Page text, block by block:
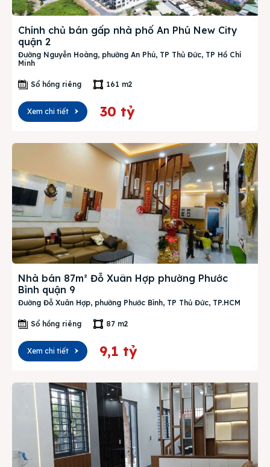
Chính chủ bán gấp nhà phố An Phú New City
quận 2
Đường Nguyễn Hoàng, phường An Phú, TP Thủ Đức, TP Hồ Chí
Minh
Sổ hồng riêng 161 m2
Xem chi tiết 30 tỷ
Nhà bán 87m² Đỗ Xuân Hợp phường Phước
Bình quận 9
Đường Đỗ Xuân Hợp, phường Phước Bình, TP Thủ Đức, TP.HCM
Sổ hồng riêng 87 m2
Xem chi tiết 9,1 tỷ